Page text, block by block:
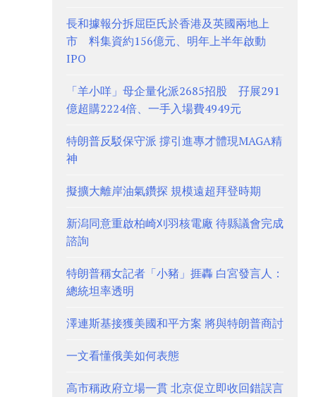
長和據報分拆屈臣氏於香港及英國兩地上
市 料集資約156億元、明年上半年啟動
IPO
「羊小咩」母企量化派2685招股 孖展291
億超購2224倍、一手入場費4949元
特朗普反駁保守派 撐引進專才體現MAGA精
神
擬擴大離岸油氣鑽探 規模遠超拜登時期
新潟同意重啟柏崎刈羽核電廠 待縣議會完成
諮詢
特朗普稱女記者「小豬」捱轟 白宮發言人：
總統坦率透明
澤連斯基接獲美國和平方案 將與特朗普商討
一文看懂俄美如何表態
高市稱政府立場一貫 北京促立即收回錯誤言